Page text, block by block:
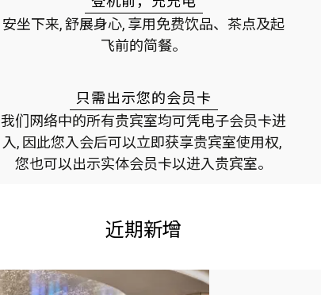
安坐下来, 舒展身心, 享用免费饮品、茶点及起
飞前的简餐。
只需出示您的会员卡
我们网络中的所有贵宾室均可凭电子会员卡进
入, 因此您入会后可以立即获享贵宾室使用权,
您也可以出示实体会员卡以进入贵宾室。
近期新增